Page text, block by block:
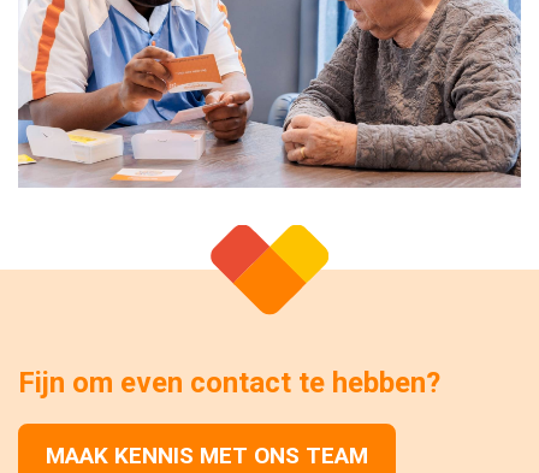
Fijn om even contact te hebben?
MAAK KENNIS MET ONS TEAM